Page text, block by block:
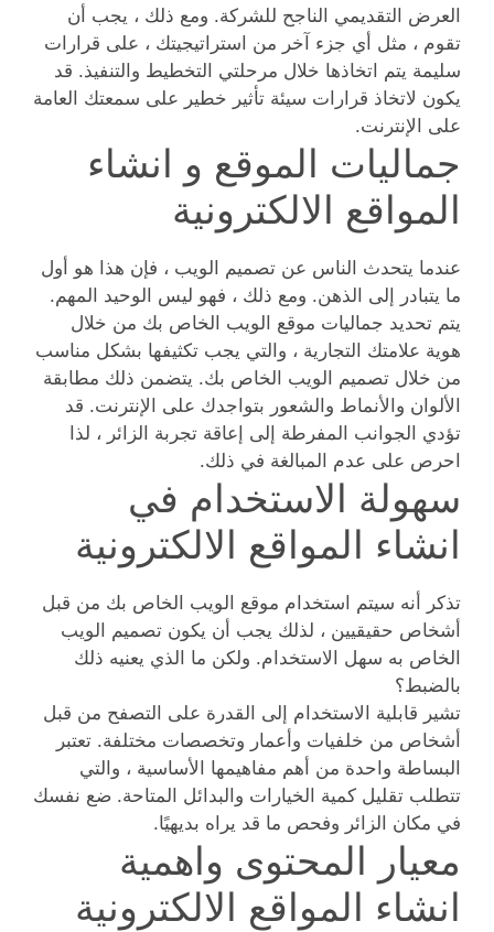
العرض التقديمي الناجح للشركة. ومع ذلك ، يجب أن
تقوم ، مثل أي جزء آخر من استراتيجيتك ، على قرارات
سليمة يتم اتخاذها خلال مرحلتي التخطيط والتنفيذ. قد
يكون لاتخاذ قرارات سيئة تأثير خطير على سمعتك العامة
على الإنترنت.
جماليات الموقع و انشاء
المواقع الالكترونية
عندما يتحدث الناس عن تصميم الويب ، فإن هذا هو أول
ما يتبادر إلى الذهن. ومع ذلك ، فهو ليس الوحيد المهم.
يتم تحديد جماليات موقع الويب الخاص بك من خلال
هوية علامتك التجارية ، والتي يجب تكثيفها بشكل مناسب
من خلال تصميم الويب الخاص بك. يتضمن ذلك مطابقة
الألوان والأنماط والشعور بتواجدك على الإنترنت. قد
تؤدي الجوانب المفرطة إلى إعاقة تجربة الزائر ، لذا
احرص على عدم المبالغة في ذلك.
سهولة الاستخدام في
انشاء المواقع الالكترونية
تذكر أنه سيتم استخدام موقع الويب الخاص بك من قبل
أشخاص حقيقيين ، لذلك يجب أن يكون تصميم الويب
الخاص به سهل الاستخدام. ولكن ما الذي يعنيه ذلك
بالضبط؟
تشير قابلية الاستخدام إلى القدرة على التصفح من قبل
أشخاص من خلفيات وأعمار وتخصصات مختلفة. تعتبر
البساطة واحدة من أهم مفاهيمها الأساسية ، والتي
تتطلب تقليل كمية الخيارات والبدائل المتاحة. ضع نفسك
في مكان الزائر وفحص ما قد يراه بديهيًا.
معيار المحتوى واهمية
انشاء المواقع الالكترونية